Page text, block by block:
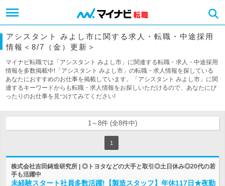
アシスタント みよし市に関する求人・転職・中途採用
情報＜8/7（金）更新＞
マイナビ転職では「アシスタント みよし市」に関連する転職・求人・中途採用
情報を多数掲載中!「アシスタント みよし市」の転職・求人情報を探している
あなたにおすすめのお仕事を掲載しています。「アシスタント みよし市」に関
連するキーワードからも転職・求人情報をお探しいただけるので、あなたにぴ
ったりのお仕事を見つけてみてください!
1～8件 (全8件中)
1
株式会社吉田鋳造研究所 | ◎トヨタなどの大手と取引◎土日休み◎20代の若
手も活躍中
未経験スタート社員多数活躍!【製造スタッフ】年休117日★夜勤